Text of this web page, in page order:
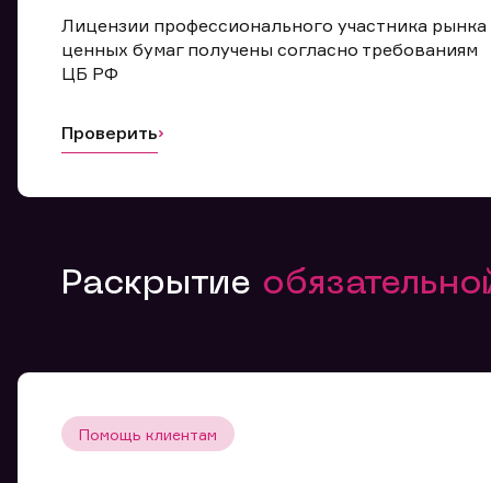
Лицензии профессионального участника рынка
ценных бумаг получены согласно требованиям
ЦБ РФ
Проверить
Раскрытие
Помощь клиентам